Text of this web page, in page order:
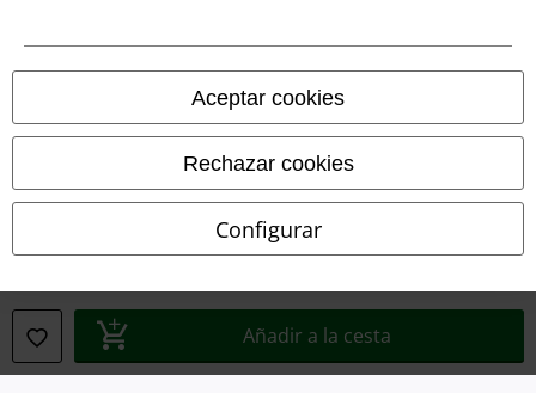
Aceptar cookies
Rechazar cookies
Configurar
Añadir a la cesta
Ley protección de datos
Eliminación de residuos y protección del medioambiente
Declaración de Conformidad
Información sobre accesibilidad
Cancelar pedido